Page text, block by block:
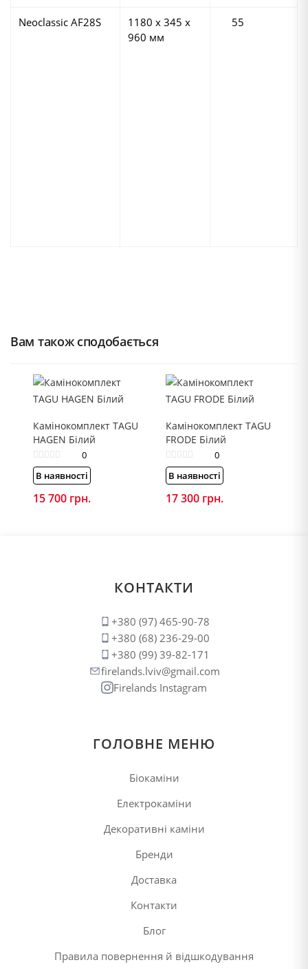
Neoclassic AF28S
1180 х 345 х
960 мм
55
Вам також сподобається
Камінокомплект TAGU
HAGEN Білий
0
В наявності
15 700 грн.
Камінокомплект TAGU
FRODE Білий
0
В наявності
17 300 грн.
КОНТАКТИ
+380 (97) 465-90-78
+380 (68) 236-29-00
+380 (99) 39-82-171
firelands.lviv@gmail.com
Firelands Instagram
ГОЛОВНЕ МЕНЮ
Біокаміни
Електрокаміни
Декоративні каміни
Бренди
Доставка
Контакти
Блог
Правила повернення й відшкодування